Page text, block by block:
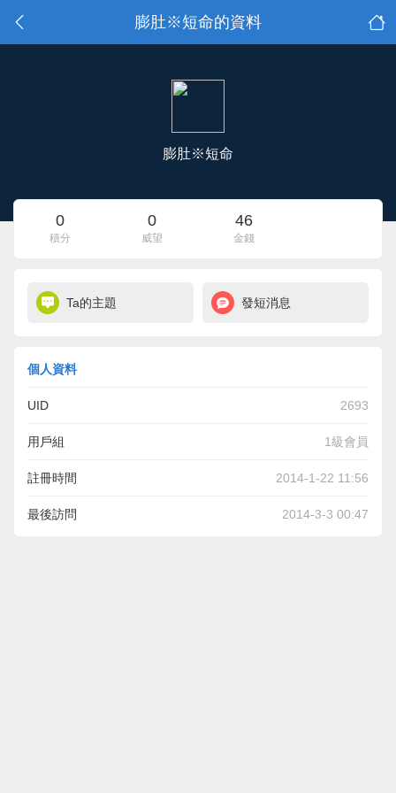
膨肚※短命的資料
膨肚※短命
0
積分
0
威望
46
金錢
Ta的主題 發短消息
個人資料
UID 2693
用戶組 1級會員
註冊時間 2014-1-22 11:56
最後訪問 2014-3-3 00:47